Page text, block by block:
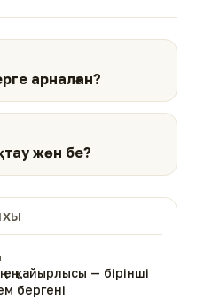
арналған?
жөн бе?
ең қайырлысы — бірінші
бергені